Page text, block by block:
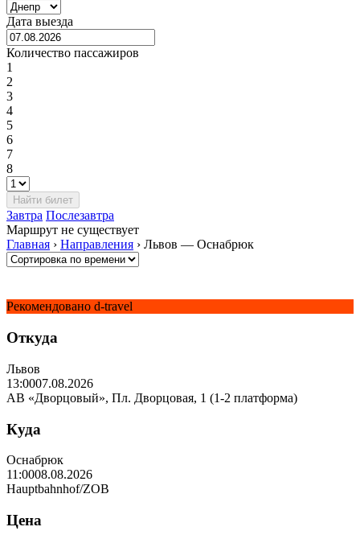
Дата выезда
Количество пассажиров
1
2
3
4
5
6
7
8
Завтра Послезавтра
Маршрут не существует
Главная › Направления › Львов — Оснабрюк
Рекомендовано d-travel
Откуда
Львов
13:0007.08.2026
АВ «Дворцовый», Пл. Дворцовая, 1 (1-2 платформа)
Куда
Оснабрюк
11:0008.08.2026
Hauptbahnhof/ZOB
Цена